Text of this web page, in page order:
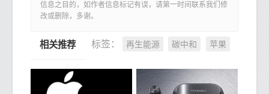
信息之目的，如作者信息标记有误，请第一时间联系我们修
改或删除，多谢。
标签： 再生能源 碳中和 苹果
相关推荐